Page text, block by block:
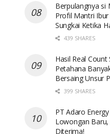
Berpulangnya si
Profil Mantri
Sungkai Ketika
439 SHARES
Hasil Real
Petahana
Bersaing Unsur
399 SHARES
PT Adaro
Lowongan
Diterima!